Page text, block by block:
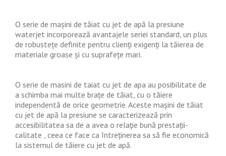
O serie de mașini de tăiat cu jet de apă la presiune
waterjet incorporează avantajele seriei standard, un plus
de robustețe definite pentru clienți exigenți la tăierea de
materiale groase și cu suprafețe mari.
O serie de masini de taiat cu jet de apa au posibilitate de
a schimba mai multe brațe de tăiat, cu o tăiere
independentă de orice geometrie. Aceste mașini de tăiat
cu jet de apă la presiune se caracterizează prin
accesibilitatea sa de a avea o relație bună prestații-
calitate , ceea ce face ca întreținerea sa să fie economică
la sistemul de tăiere cu jet de apă.